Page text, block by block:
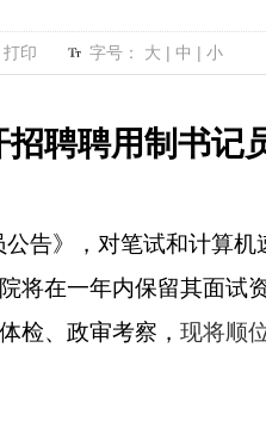
打印 字号： 大 | 中 | 小
招聘聘用制书记
告》，对笔试和计算
将在一年内保留其面试
检、政审考察， 现将顺